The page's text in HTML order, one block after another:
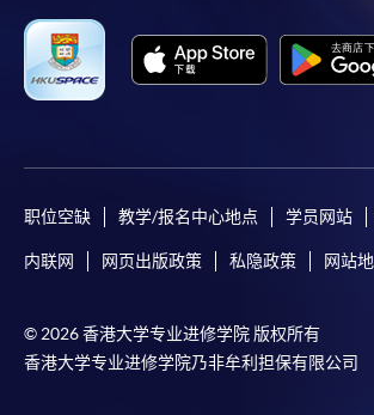
职位空缺 教学/报名中心地点 学员网站
内联网 网页出版政策 私隐政策 网站
© 2026 香港大学专业进修学院 版权所有
香港大学专业进修学院乃非牟利担保有限公司